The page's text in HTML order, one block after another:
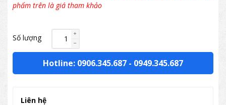
phẩm trên là giá tham khảo
Số lượng
Hotline: 0906.345.687 - 0949.345.687
Liên hệ